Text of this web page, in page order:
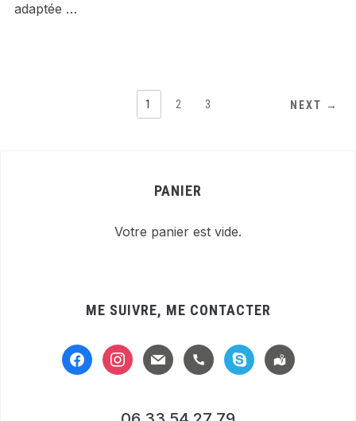
adaptée …
1 2 3 NEXT →
PANIER
Votre panier est vide.
ME SUIVRE, ME CONTACTER
facebookinstagram
mail handsetskype
location-
alt